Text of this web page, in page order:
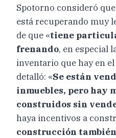
Spotorno consideró
está recuperando muy
de que «tiene
frenando, en especial
inventario que hay en
detalló: «Se están
inmuebles, pero hay
construidos sin
haya incentivos a
construcción